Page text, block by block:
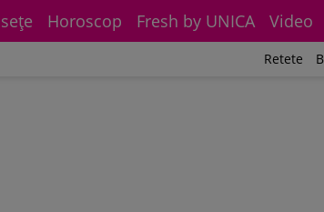
Horoscop Fresh by UNICA Video
Retete